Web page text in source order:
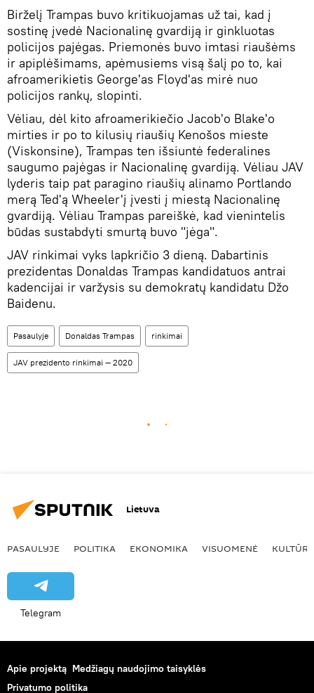
Birželį Trampas buvo kritikuojamas už tai, kad į
sostinę įvedė Nacionalinę gvardiją ir ginkluotas
policijos pajėgas. Priemonės buvo imtasi riaušėms
ir apiplėšimams, apėmusiems visą šalį po to, kai
afroamerikietis George'as Floyd'as mirė nuo
policijos rankų, slopinti.
Vėliau, dėl kito afroamerikiečio Jacob'o Blake'o
mirties ir po to kilusių riaušių Kenošos mieste
(Viskonsine), Trampas ten išsiuntė federalines
saugumo pajėgas ir Nacionalinę gvardiją. Vėliau JAV
lyderis taip pat paragino riaušių alinamo Portlando
merą Ted'ą Wheeler'į įvesti į miestą Nacionalinę
gvardiją. Vėliau Trampas pareiškė, kad vienintelis
būdas sustabdyti smurtą buvo "jėga".
JAV rinkimai vyks lapkričio 3 dieną. Dabartinis
prezidentas Donaldas Trampas kandidatuos antrai
kadencijai ir varžysis su demokratų kandidatu Džo
Baidenu.
Pasaulyje Donaldas Trampas rinkimai
JAV prezidento rinkimai — 2020
Lietuva
PASAULYJE POLITIKA EKONOMIKA VISUOMENĖ KULTŪRA
Telegram
Apie projektą Medžiagų naudojimo taisyklės
Privatumo politika